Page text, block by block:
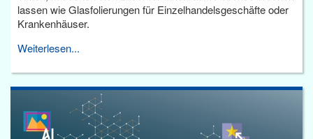
lassen wie Glasfolierungen für Einzelhandelsgeschäfte oder
Krankenhäuser.
Weiterlesen...